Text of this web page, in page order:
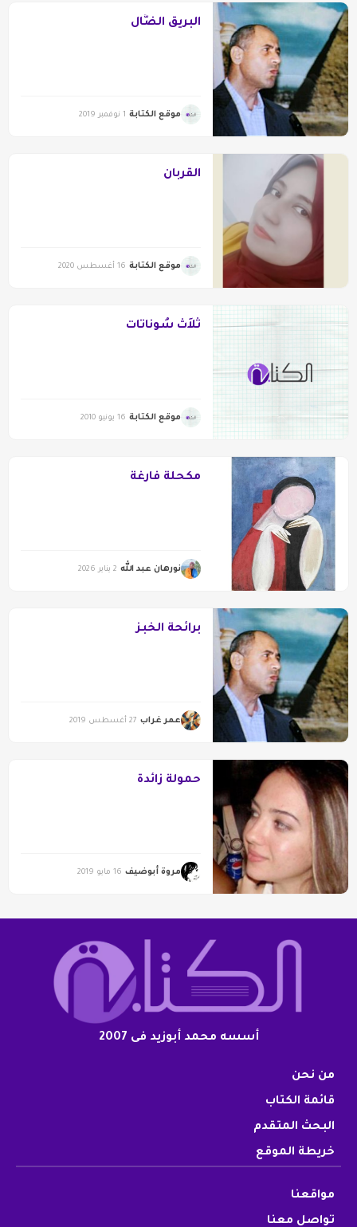
البريقُ الضَّال
موقع الكتابة 1 نوفمبر 2019
القربان
موقع الكتابة 16 أغسطس 2020
ثَلاَثُ سُونَاتَات
موقع الكتابة 16 يونيو 2010
مكحلة فارغة
نورهان عبد الله 2 يناير 2026
برائحة الخبز
عمر غراب 27 أغسطس 2019
حمولة زائدة
مروة أبوضيف 16 مايو 2019
أسسه محمد أبوزيد فى 2007
من نحن
قائمة الكتاب
البحث المتقدم
خريطة الموقع
مواقعنا
تواصل معنا